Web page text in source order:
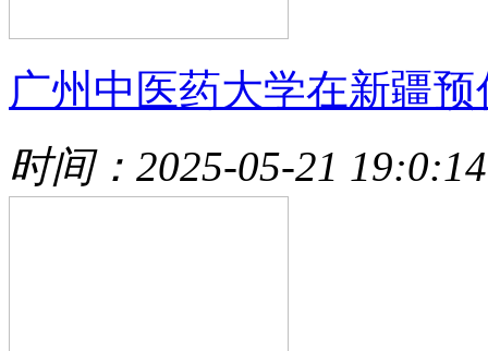
广州中医药大学在新疆预
时间：2025-05-21 19:0:14